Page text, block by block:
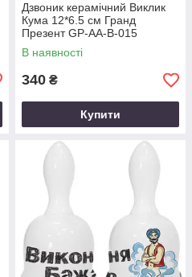
Дзвоник керамічний Виклик
Кума 12*6.5 см Гранд
Презент GP-AA-B-015
В наявності
340 ₴
Купити